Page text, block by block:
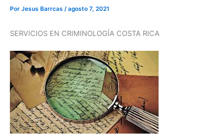
Por Jesus Barrcas /agosto 7, 2021
SERVICIOS EN CRIMINOLOGÍA COSTA RICA